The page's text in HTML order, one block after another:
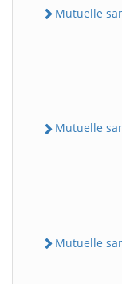
Mutuelle
Mutuelle
Mutuelle